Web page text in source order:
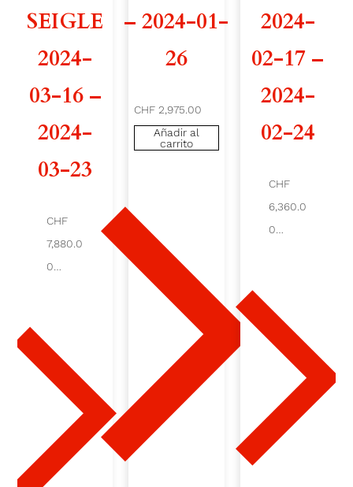
2
2
SEIGLE
2024-
03-16 –
2024-
03-23
CHF
7,880.0
0
– 2024-01-
26
CHF 2,975.00
Añadir al
carrito
2024-
02-17 –
2024-
02-24
CHF
6,360.0
0